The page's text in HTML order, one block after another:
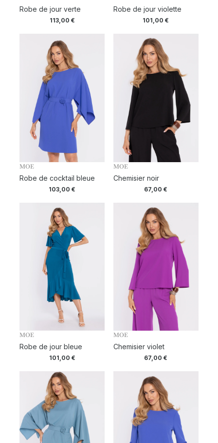
Robe de jour verte
113,00 €
Robe de jour violette
101,00€
MOE
Robe de cocktail bleue
103,00€
MOE
Chemisier noir
67,00€
MOE
Robe de jour bleue
101,00 €
MOE
Chemisier violet
67,00€